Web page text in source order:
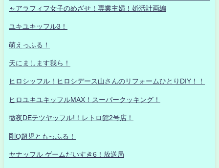
ャアラフィフ女子のめざせ！専業主婦！婚活計画編
ユキユキッフル3！
萌えっふる！
天にまします我ら！
ヒロシッフル！ヒロシデース山さんのリフォームひとりDIY！！
ヒロユキユキッフルMAX！スーパークッキング！
徹夜DEテツヤッフル!！レトロ館2号店！
剛Q超児ともっふる！
ヤナッフル ゲームだいすき6！放送局